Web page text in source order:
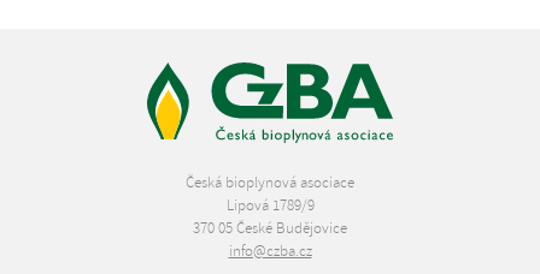
Česká bioplynová asociace
Lipová 1789/9
370 05 České Budějovice
info@czba.cz